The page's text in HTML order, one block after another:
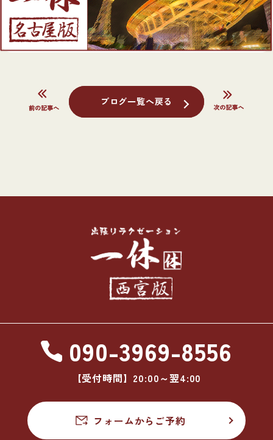
ブログ一覧へ戻る
090-3969-8556
【受付時間】20:00～翌4:00
フォームからご予約